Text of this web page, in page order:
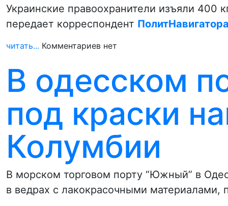
Украинские правоохранители изъяли 400
передает корреспондент
читать... Комментариев нет
В одесском
под краски
Колумбии
В морском торговом порту “Южный” в
в ведрах с лакокрасочными материалами,